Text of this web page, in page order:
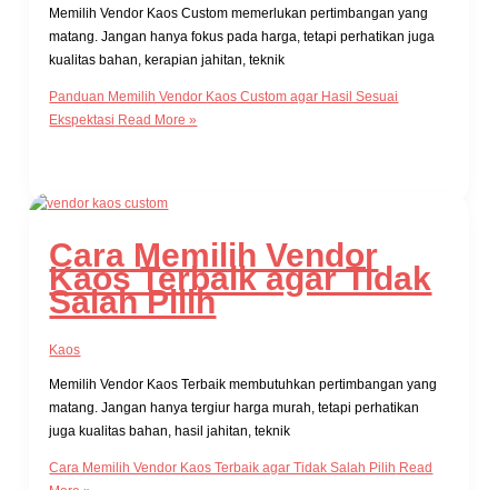
Memilih Vendor Kaos Custom memerlukan pertimbangan yang
matang. Jangan hanya fokus pada harga, tetapi perhatikan juga
kualitas bahan, kerapian jahitan, teknik
Panduan Memilih Vendor Kaos Custom agar Hasil Sesuai
Ekspektasi Read More »
Cara Memilih Vendor
Kaos Terbaik agar Tidak
Salah Pilih
Kaos
Memilih Vendor Kaos Terbaik membutuhkan pertimbangan yang
matang. Jangan hanya tergiur harga murah, tetapi perhatikan
juga kualitas bahan, hasil jahitan, teknik
Cara Memilih Vendor Kaos Terbaik agar Tidak Salah Pilih Read